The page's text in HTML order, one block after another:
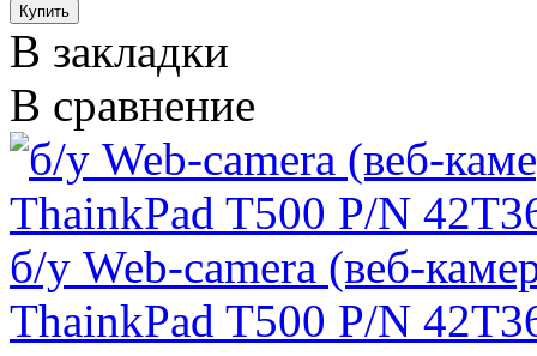
В закладки
В сравнение
б/у Web-camera (веб-
ThainkPad T500 P/N